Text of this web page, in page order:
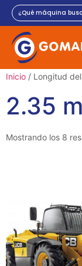
Inicio / Longitud
2.35 m
Mostrando los 8